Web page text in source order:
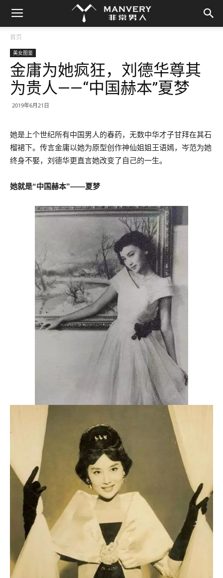
首页
美女图鉴
金庸为她疯狂，刘德华尊其
为贵人——“中国赫本”夏梦
2019年6月21日
她是上个世纪所有中国男人的春药，无数中华才子甘拜在其石
榴裙下。传言金庸以她为原型创作神仙姐姐王语嫣，岑范为她
终身不娶，刘德华更直言她改变了自己的一生。
她就是“中国赫本”——夏梦